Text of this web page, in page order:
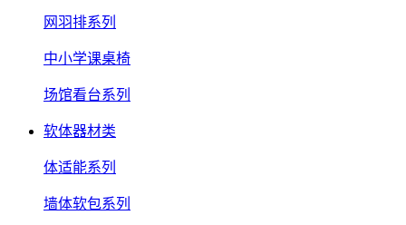
网羽排系列
中小学课桌椅
场馆看台系列
软体器材类
体适能系列
墙体软包系列